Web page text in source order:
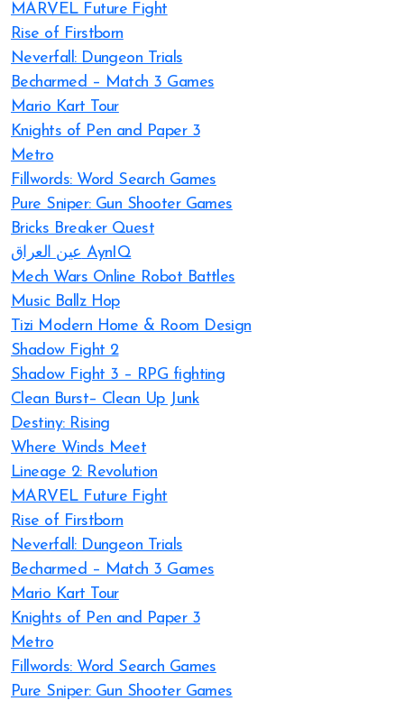
MARVEL Future Fight
Rise of Firstborn
Neverfall: Dungeon Trials
Becharmed – Match 3 Games
Mario Kart Tour
Knights of Pen and Paper 3
Metro
Fillwords: Word Search Games
Pure Sniper: Gun Shooter Games
Bricks Breaker Quest
عين العراق AynIQ
Mech Wars Online Robot Battles
Music Ballz Hop
Tizi Modern Home & Room Design
Shadow Fight 2
Shadow Fight 3 – RPG fighting
Clean Burst– Clean Up Junk
Destiny: Rising
Where Winds Meet
Lineage 2: Revolution
MARVEL Future Fight
Rise of Firstborn
Neverfall: Dungeon Trials
Becharmed – Match 3 Games
Mario Kart Tour
Knights of Pen and Paper 3
Metro
Fillwords: Word Search Games
Pure Sniper: Gun Shooter Games